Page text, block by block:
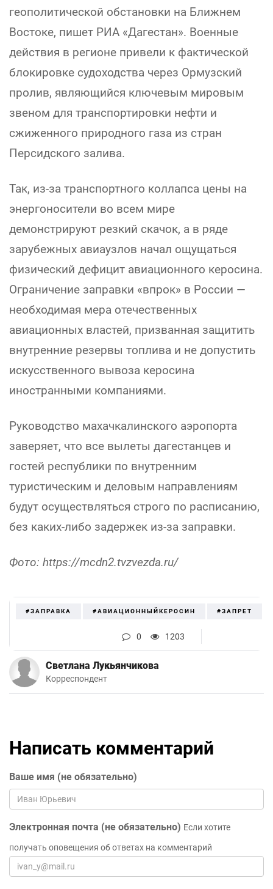
геополитической обстановки на Ближнем
Востоке, пишет РИА «Дагестан». Военные
действия в регионе привели к фактической
блокировке судоходства через Ормузский
пролив, являющийся ключевым мировым
звеном для транспортировки нефти и
сжиженного природного газа из стран
Персидского залива.
Так, из-за транспортного коллапса цены на
энергоносители во всем мире
демонстрируют резкий скачок, а в ряде
зарубежных авиаузлов начал ощущаться
физический дефицит авиационного керосина.
Ограничение заправки «впрок» в России —
необходимая мера отечественных
авиационных властей, призванная защитить
внутренние резервы топлива и не допустить
искусственного вывоза керосина
иностранными компаниями.
Руководство махачкалинского аэропорта
заверяет, что все вылеты дагестанцев и
гостей республики по внутренним
туристическим и деловым направлениям
будут осуществляться строго по расписанию,
без каких-либо задержек из-за заправки.
Фото: https://mcdn2.tvzvezda.ru/
#ЗАПРАВКА #АВИАЦИОННЫЙКЕРОСИН #ЗАПРЕТ
0 1203
Светлана Лукьянчикова
Корреспондент
Написать комментарий
Ваше имя (не обязательно)
Электронная почта (не обязательно) Если хотите
получать оповещения об ответах на комментарий